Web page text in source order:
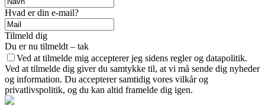
Hvad er din e-mail?
Tilmeld dig
Du er nu tilmeldt – tak
Ved at tilmelde mig accepterer jeg sidens regler og datapolitik.
Ved at tilmelde dig giver du samtykke til, at vi må sende dig nyheder
og information. Du accepterer samtidig vores vilkår og
privatlivspolitik, og du kan altid framelde dig igen.